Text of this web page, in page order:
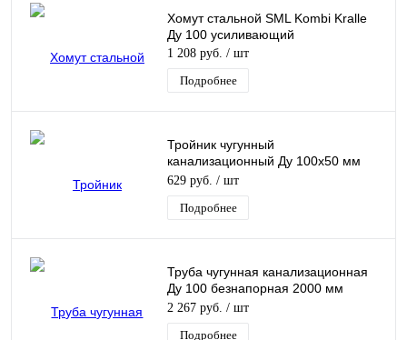
Хомут стальной SML Kombi Kralle
Ду 100 усиливающий
1 208 руб. / шт
Подробнее
Тройник чугунный
канализационный Ду 100х50 мм
90гр безнапорный прямой Кронтиф
629 руб. / шт
Подробнее
Труба чугунная канализационная
Ду 100 безнапорная 2000 мм
Кронтиф
2 267 руб. / шт
Подробнее